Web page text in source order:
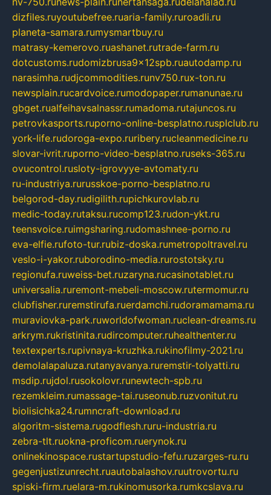
dizfiles.ruyoutubefree.ruaria-family.ruroadli.ru
planeta-samara.rumysmartbuy.ru
matrasy-kemerovo.ruashanet.rutrade-farm.ru
dotcustoms.rudomizbrusa9x12spb.ruautodamp.ru
narasimha.rudjcommodities.runv750.rux-ton.ru
newsplain.rucardvoice.rumodopaper.rumanunae.ru
gbget.rualfeihavsalnassr.rumadoma.rutajuncos.ru
petrovkasports.ruporno-online-besplatno.rusplclub.ru
york-life.rudoroga-expo.ruribery.rucleanmedicine.ru
slovar-ivrit.ruporno-video-besplatno.ruseks-365.ru
ovucontrol.rusloty-igrovyye-avtomaty.ru
ru-industriya.rurusskoe-porno-besplatno.ru
belgorod-day.rudigilith.rupichkurovlab.ru
medic-today.rutaksu.rucomp123.rudon-ykt.ru
teensvoice.ruimgsharing.rudomashnee-porno.ru
eva-elfie.rufoto-tur.rubiz-doska.rumetropoltravel.ru
veslo-i-yakor.ruborodino-media.rurostotsky.ru
regionufa.ruweiss-bet.ruzaryna.rucasinotablet.ru
universalia.ruremont-mebeli-moscow.rutermomur.ru
clubfisher.ruremstirufa.ruerdamchi.rudoramamama.ru
muraviovka-park.ruworldofwoman.ruclean-dreams.ru
arkrym.rukristinita.rudircomputer.ruhealthenter.ru
textexperts.rupivnaya-kruzhka.rukinofilmy-2021.ru
demolalapaluza.rutanyavanya.ruremstir-tolyatti.ru
msdip.rujdol.rusokolovr.runewtech-spb.ru
rezemkleim.rumassage-tai.ruseonub.ruzvonitut.ru
biolisichka24.rumncraft-download.ru
algoritm-sistema.rugodflesh.ruru-industria.ru
zebra-tlt.ruokna-proficom.ruerynok.ru
onlinekinospace.rustartupstudio-fefu.ruzarges-ru.ru
gegenjustizunrecht.ruautobalashov.ruutrovortu.ru
spiski-firm.ruelara-m.rukinomusorka.rumkcslava.ru